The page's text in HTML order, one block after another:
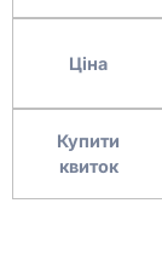
Ціна
Купити
квиток